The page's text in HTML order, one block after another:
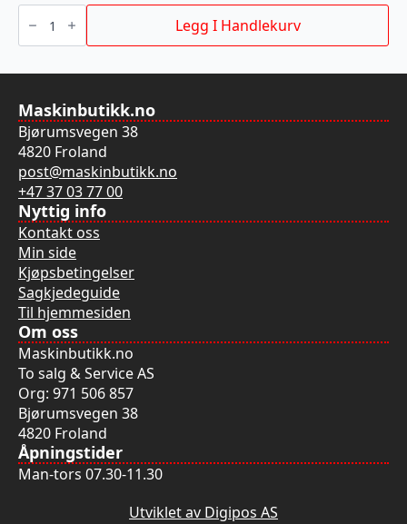
Hylster
tømmersaks Legg I Handlekurv
Maskinbutikk.no
Bjørumsvegen 38
4820 Froland
post@maskinbutikk.no
+47 37 03 77 00
Nyttig info
Kontakt oss
Min side
Kjøpsbetingelser
Sagkjedeguide
Til hjemmesiden
Om oss
Maskinbutikk.no
To salg & Service AS
Org: 971 506 857
Bjørumsvegen 38
4820 Froland
Åpningstider
Man-tors 07.30-11.30
Utviklet av Digipos AS